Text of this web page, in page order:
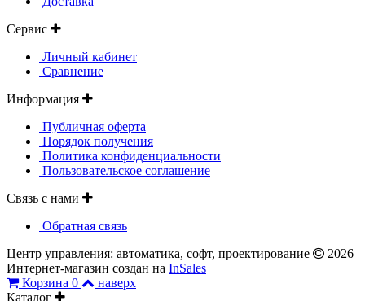
Сервис
Личный кабинет
Сравнение
Информация
Публичная оферта
Порядок получения
Политика конфиденциальности
Пользовательское соглашение
Связь с нами
Обратная связь
Центр управления: автоматика, софт, проектирование
2026
Интернет-магазин создан на InSales
Корзина 0
наверх
Каталог